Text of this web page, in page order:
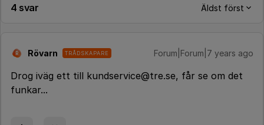
4 svar Äldst först
R Rövarn TRÅDSKAPARE Forum|Forum|7 years ago
Drog iväg ett till kundservice@tre.se, får se om det
funkar...